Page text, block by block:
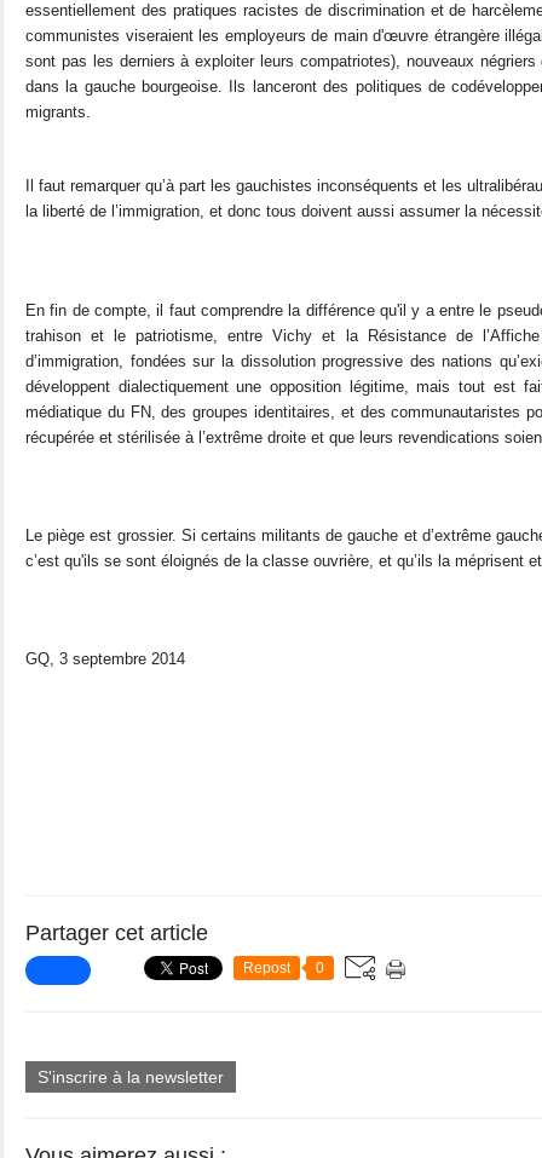
essentiellement des pratiques racistes de discrimination et de
communistes viseraient les employeurs de main d'œuvre étrangère
sont pas les derniers à exploiter leurs compatriotes), nouveaux
dans la gauche bourgeoise. Ils lanceront des politiques de
migrants.
Il faut remarquer qu’à part les gauchistes inconséquents et les
la liberté de l’immigration, et donc tous doivent aussi assumer la
En fin de compte, il faut comprendre la différence qu'il y a entre le
trahison et le patriotisme, entre Vichy et la Résistance de
d’immigration, fondées sur la dissolution progressive des nations
développent dialectiquement une opposition légitime, mais tout est
médiatique du FN, des groupes identitaires, et des communautaristes
récupérée et stérilisée à l’extrême droite et que leurs revendications
Le piège est grossier. Si certains militants de gauche et d’extrême
c’est qu'ils se sont éloignés de la classe ouvrière, et qu’ils la méprisent
GQ, 3 septembre 2014
Partager cet article
Repost 0
S'inscrire à la newsletter